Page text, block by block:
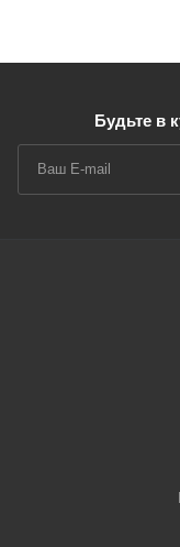
Будьте в